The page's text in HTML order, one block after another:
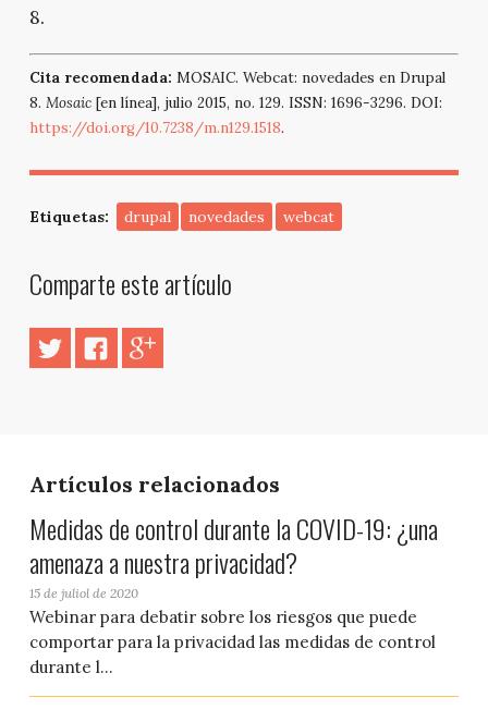
8.
Cita recomendada: MOSAIC. Webcat: novedades en Drupal
8. Mosaic[en línea], julio 2015, no. 129. ISSN: 1696-3296. DOI:
https://doi.org/10.7238/m.n129.1518.
Etiquetas: drupal novedades webcat
Comparte este artículo
Artículos relacionados
Medidas de control durante la COVID-19: ¿una
amenaza a nuestra privacidad?
15 de juliol de 2020
Webinar para debatir sobre los riesgos que puede
comportar para la privacidad las medidas de control
durante l...